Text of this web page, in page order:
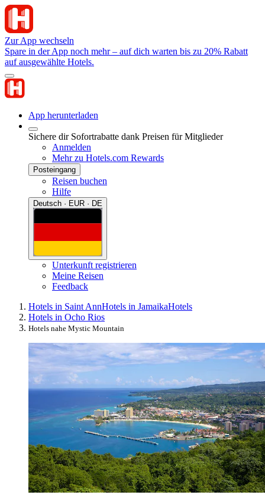
Zur App wechseln
Spare in der App noch mehr – auf dich warten bis zu 20% Rabatt
auf ausgewählte Hotels.
App herunterladen
Sichere dir Sofortrabatte dank Preisen für Mitglieder
Anmelden
Mehr zu Hotels.com Rewards
Posteingang
Reisen buchen
Hilfe
Deutsch · EUR · DE
Unterkunft registrieren
Meine Reisen
Feedback
Hotels in Saint AnnHotels in JamaikaHotels
Hotels in Ocho Rios
Hotels nahe Mystic Mountain